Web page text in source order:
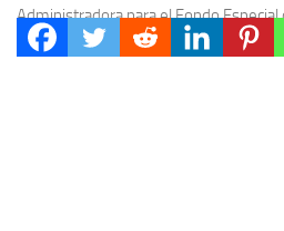
Administradora para el Fondo Especial
otorgó 12 microcréditos a